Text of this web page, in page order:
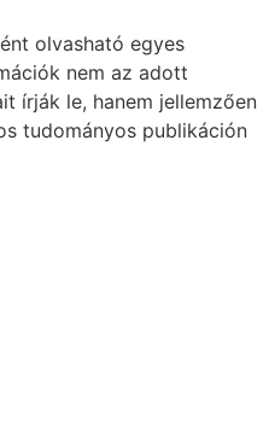
olvasható egyes
nem az adott
írják le, hanem jellemzően
tudományos publikáción